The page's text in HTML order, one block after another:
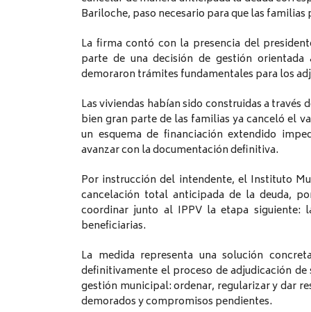
Bariloche, paso necesario para que las
La firma contó con la presencia del
parte de una decisión de gestión
demoraron trámites fundamentales para los
Las viviendas habían sido construidas a
bien gran parte de las familias ya canceló el
un esquema de financiación extendido
avanzar con la documentación definitiva.
Por instrucción del intendente, el Instituto
cancelación total anticipada de la deuda,
coordinar junto al IPPV la etapa siguiente:
beneficiarias.
La medida representa una solución
definitivamente el proceso de adjudicación
gestión municipal: ordenar, regularizar y dar
demorados y compromisos pendientes.